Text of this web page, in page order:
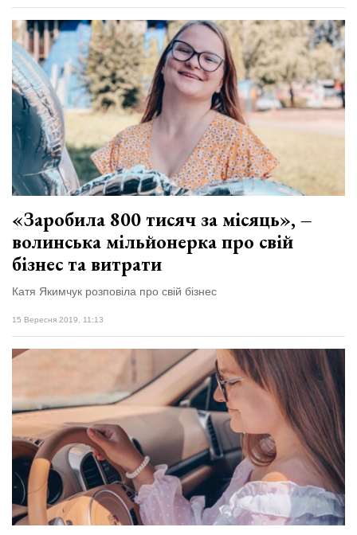
«Заробила 800 тисяч за місяць», –
волинська мільйонерка про свій
бізнес та витрати
Катя Якимчук розповіла про свій бізнес
15 Вересня 2019, 11:13